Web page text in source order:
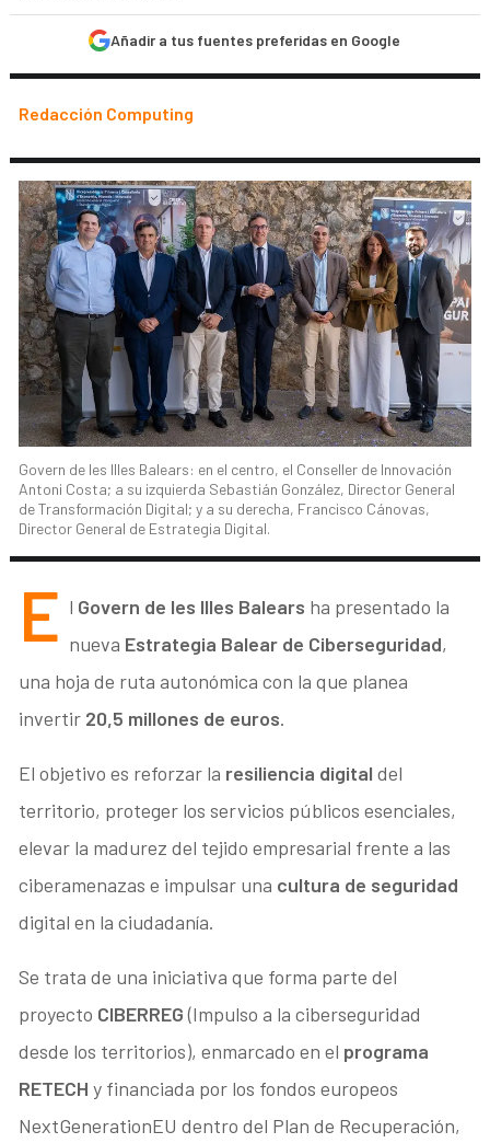
Añadir a tus fuentes preferidas en Google
Redacción Computing
Govern de les Illes Balears: en el centro, el Conseller de Innovación
Antoni Costa; a su izquierda Sebastián González, Director General
de Transformación Digital; y a su derecha, Francisco Cánovas,
Director General de Estrategia Digital.
E l Govern de les Illes Balears ha presentado la
nueva Estrategia Balear de Ciberseguridad,
una hoja de ruta autonómica con la que planea
invertir 20,5 millones de euros.
El objetivo es reforzar la resiliencia digital del
territorio, proteger los servicios públicos esenciales,
elevar la madurez del tejido empresarial frente a las
ciberamenazas e impulsar una cultura de seguridad
digital en la ciudadanía.
Se trata de una iniciativa que forma parte del
proyecto CIBERREG(Impulso a la ciberseguridad
desde los territorios), enmarcado en el programa
RETECH y financiada por los fondos europeos
NextGenerationEU dentro del Plan de Recuperación,